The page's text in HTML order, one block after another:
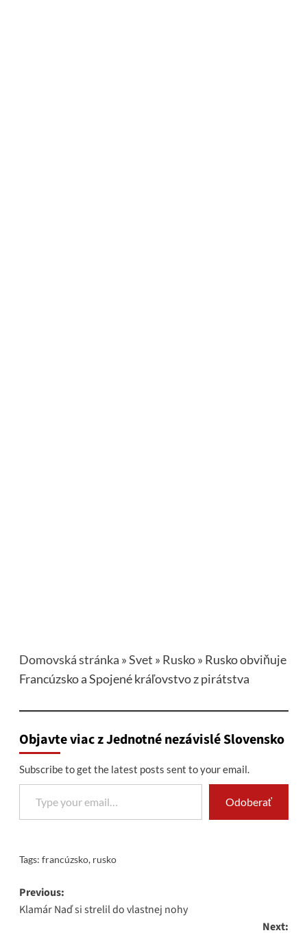
Domovská stránka »Svet » Rusko» Rusko obviňuje
Francúzsko a Spojené kráľovstvo z pirátstva
Objavte viac z Jednotné nezávislé Slovensko
Subscribe to get the latest posts sent to your email.
Type your email…
Odoberať
Tags: francúzsko, rusko
Post
navigation
Previous:
Klamár Naď si strelil do vlastnej nohy
Next: